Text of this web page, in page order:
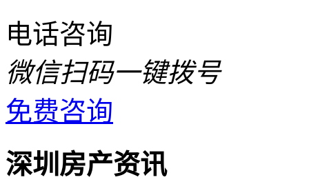
电话咨询
微信扫码一键拨号
免费咨询
深圳房产资讯